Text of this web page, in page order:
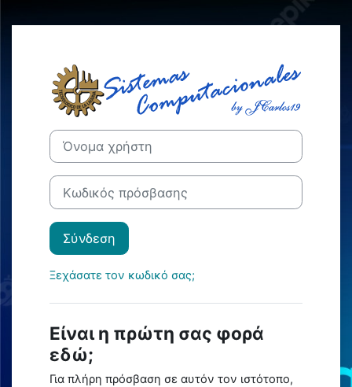
Σύνδεση στο
Μετάβαση για να δημιουργήσετε νέο λογαριασμό
Όνομα χρήστη
Κωδικός πρόσβασης
Σύνδεση
Ξεχάσατε τον κωδικό σας;
Είναι η πρώτη σας φορά
εδώ;
Για πλήρη πρόσβαση σε αυτόν τον ιστότοπο,